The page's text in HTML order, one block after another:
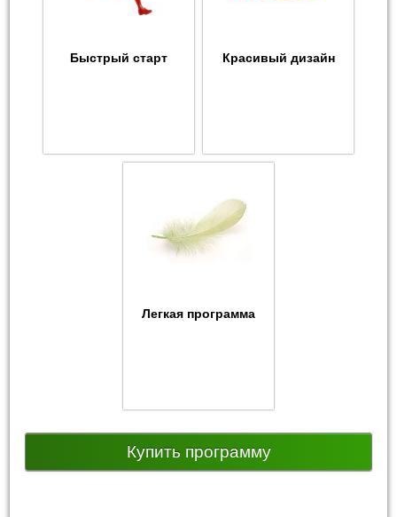
Быстрый старт Красивый дизайн
Легкая программа
Купить программу